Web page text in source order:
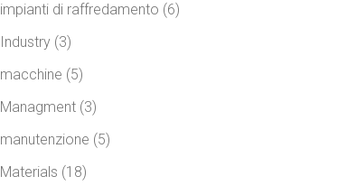
impianti di raffredamento (6)
Industry(3)
macchine (5)
Managment(3)
manutenzione (5)
Materials (18)